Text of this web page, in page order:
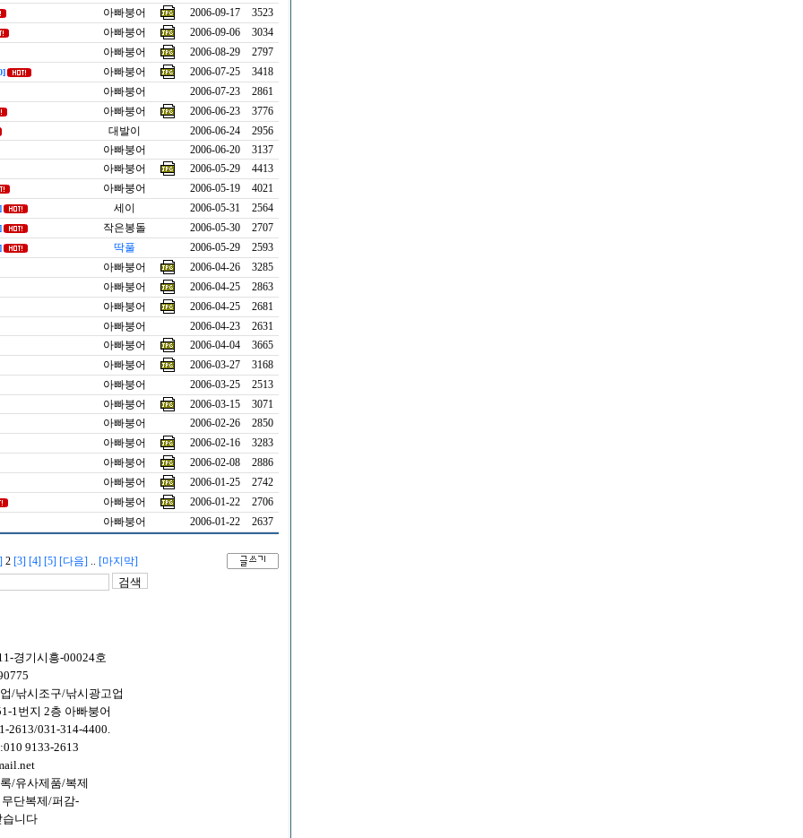
아빠붕어
2006-09-17
3523
아빠붕어
2006-09-06
3034
아빠붕어
2006-08-29 2797
아빠붕어 2006-07-25
3418
아빠붕어
2006-07-23
2861
아빠붕어
2006-06-23
3776
대발이
2006-06-24
2956
아빠붕어
2006-06-20
3137
아빠붕어
2006-05-29
4413
아빠붕어
2006-05-19 4021
세이 2006-05-31 2564
작은봉돌 2006-05-30 2707
딱풀 2006-05-29
2593
아빠붕어
2006-04-26
3285
아빠붕어
2006-04-25
2863
아빠붕어
2006-04-25
2681
아빠붕어
2006-04-23
2631
아빠붕어
2006-04-04
3665
아빠붕어
2006-03-27
3168
아빠붕어
2006-03-25
2513
아빠붕어
2006-03-15
3071
아빠붕어
2006-02-26
2850
아빠붕어
2006-02-16
3283
아빠붕어
2006-02-08
2886
아빠붕어
2006-01-25
2742
아빠붕어
2006-01-22
2706
아빠붕어
2006-01-22 2637
2 [3] [4] [5] [다음] .. [마지막]
경기시흥-00024호
/낚시조구/낚시광고업
1번지 2층 아빠붕어
2613/031-314-4400.
9133-2613
/유사제품/복제
단복제/퍼감-
니다